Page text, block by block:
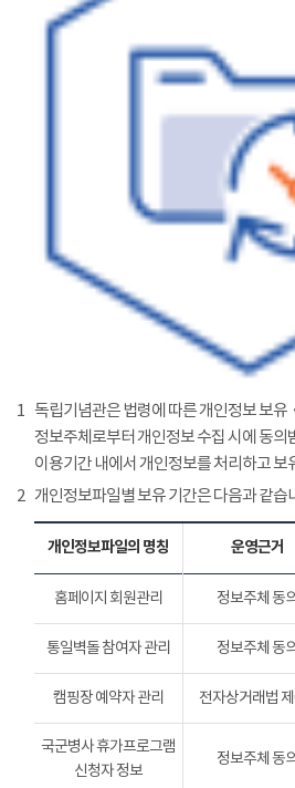
1 독립기념관은 법령에 따른 개인정보 보
정보주체로부터 개인정보 수집 시에 동의
이용기간 내에서 개인정보를 처리하고 보
2 개인정보파일별 보유 기간은 다음과 같습
개인정보파일의 명칭 운영근거
홈페이지 회원관리 정보주체 동의
통일벽돌 참여자 관리 정보주체 동의
캠핑장 예약자 관리 전자상거래법
국군병사 휴가프로그램
신청자 정보
정보주체 동의